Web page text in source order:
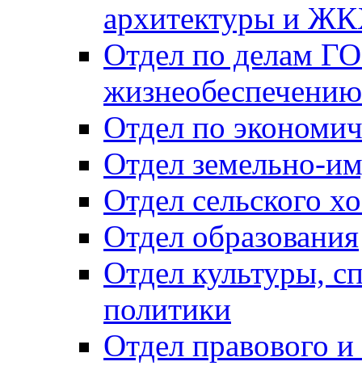
архитектуры и
Отдел по делам
Отдел по
Отдел земельно-
Отдел сельского
Отдел образования
Отдел культуры,
политики
Отдел правового